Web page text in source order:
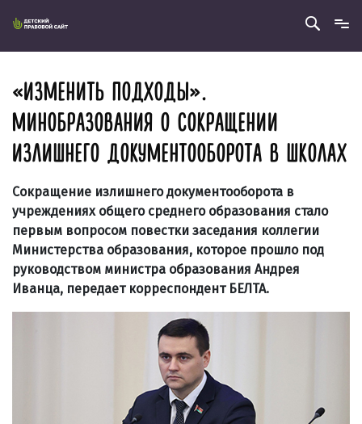
«ИЗМЕНИТЬ ПОДХОДЫ».
МИНОБРАЗОВАНИЯ О СОКРАЩЕНИИ
ИЗЛИШНЕГО ДОКУМЕНТООБОРОТА В ШКОЛАХ
Сокращение излишнего документооборота в
учреждениях общего среднего образования стало
первым вопросом повестки заседания коллегии
Министерства образования, которое прошло под
руководством министра образования Андрея
Иванца, передает корреспондент БЕЛТА.